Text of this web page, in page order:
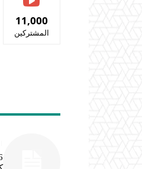
11,000
المشتركين